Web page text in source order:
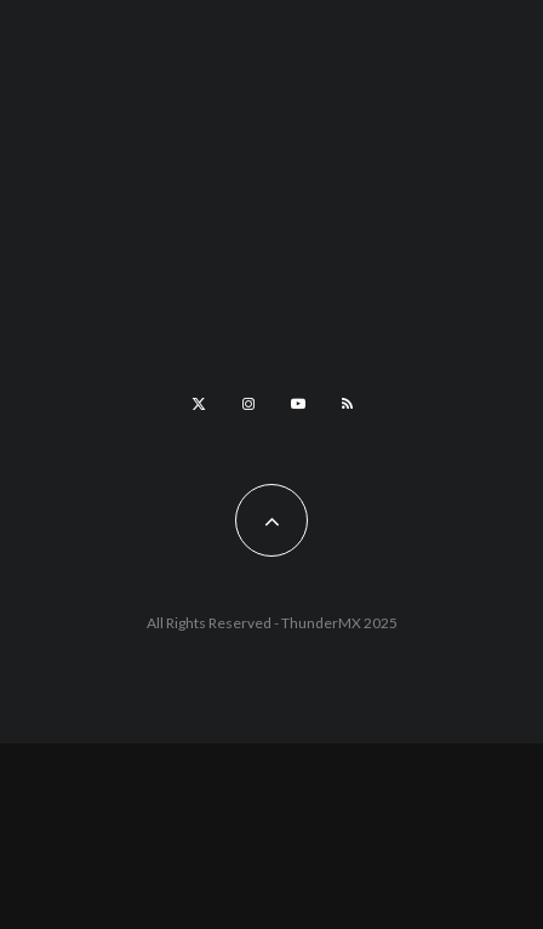
All Rights Reserved - ThunderMX 2025